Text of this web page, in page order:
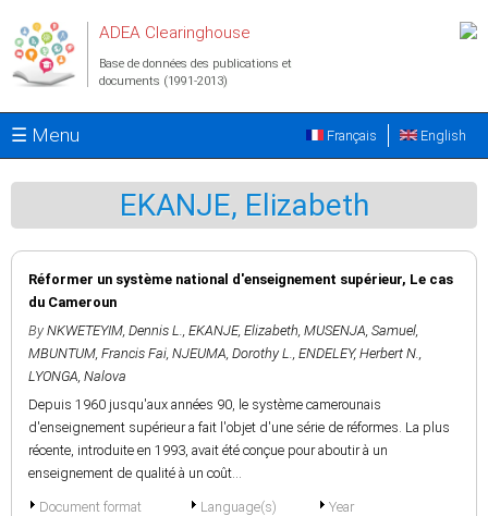
ADEA Clearinghouse
Base de données des publications et
documents (1991-2013)
☰ Menu English
Français
EKANJE, Elizabeth
Réformer un système national d'enseignement supérieur, Le cas
du Cameroun
By NKWETEYIM, Dennis L., EKANJE, Elizabeth, MUSENJA, Samuel,
MBUNTUM, Francis Fai, NJEUMA, Dorothy L., ENDELEY, Herbert N.,
LYONGA, Nalova
Depuis 1960 jusqu'aux années 90, le système camerounais
d'enseignement supérieur a fait l'objet d'une série de réformes. La plus
récente, introduite en 1993, avait été conçue pour aboutir à un
enseignement de qualité à un coût...
Document format
Language(s)
Year